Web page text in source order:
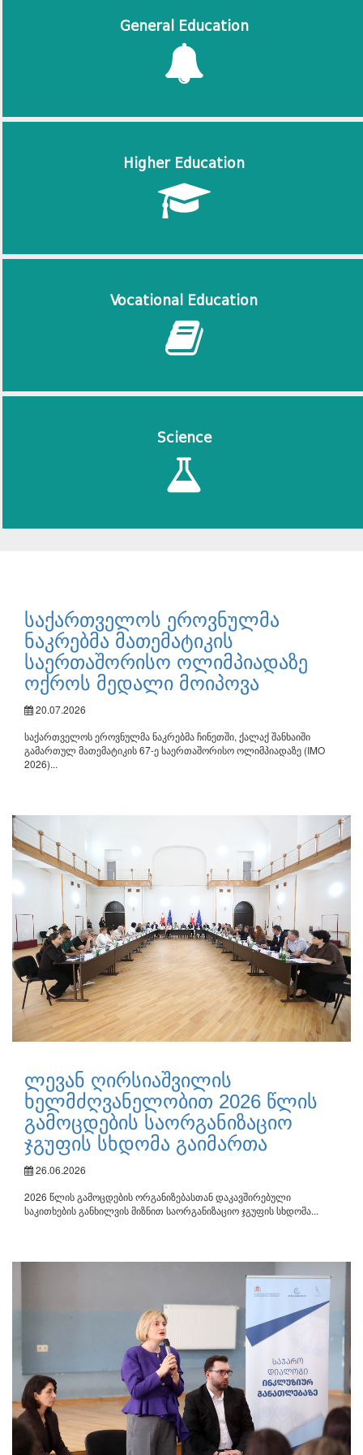
General Education
Higher Education
Vocational Education
Science
საქართველოს ეროვნულმა
ნაკრებმა მათემატიკის
საერთაშორისო ოლიმპიადაზე
ოქროს მედალი მოიპოვა
20.07.2026
საქართველოს ეროვნულმა ნაკრებმა ჩინეთში, ქალაქ შანხაიში
გამართულ მათემატიკის 67-ე საერთაშორისო ოლიმპიადაზე (IMO
2026)...
ლევან ღირსიაშვილის
ხელმძღვანელობით 2026 წლის
გამოცდების საორგანიზაციო
ჯგუფის სხდომა გაიმართა
26.06.2026
2026 წლის გამოცდების ორგანიზებასთან დაკავშირებული
საკითხების განხილვის მიზნით საორგანიზაციო ჯგუფის სხდომა...